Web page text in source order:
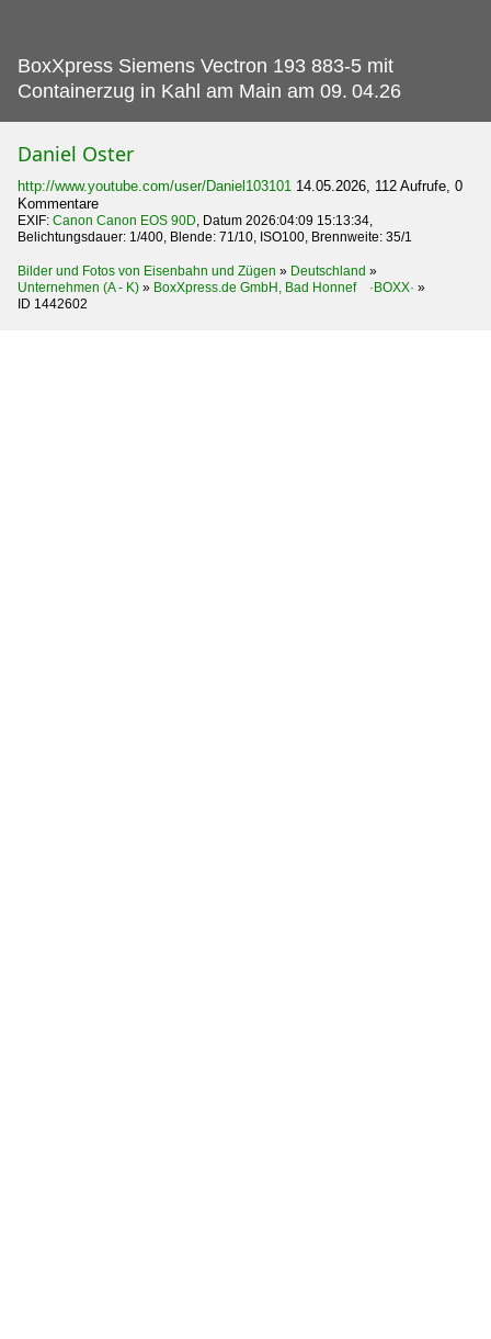
BoxXpress Siemens Vectron 193 883-5 mit
Containerzug in Kahl am Main am 09. 04.26
Daniel Oster
http://www.youtube.com/user/Daniel103101 14.05.2026, 112 Aufrufe, 0
Kommentare
EXIF: Canon Canon EOS 90D, Datum 2026:04:09 15:13:34,
Belichtungsdauer: 1/400, Blende: 71/10, ISO100, Brennweite: 35/1
Bilder und Fotos von Eisenbahn und Zügen » Deutschland »
Unternehmen (A - K) » BoxXpress.de GmbH, Bad Honnef ·BOXX· »
ID 1442602